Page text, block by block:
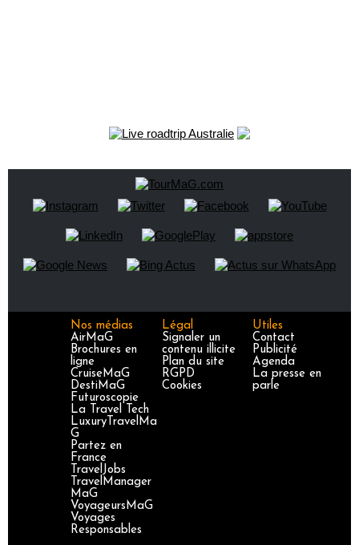
Nos médias
AirMaG
Brochures en
ligne
CruiseMaG
DestiMaG
Futuroscopie
La Travel Tech
LuxuryTravelMa
G
Partez en
France
TravelJobs
TravelManager
MaG
VoyageursMaG
Voyages
Responsables
Légal
Signaler un
contenu illicite
Plan du site
RGPD
Cookies
Utiles
Contact
Publicité
Agenda
La presse en
parle